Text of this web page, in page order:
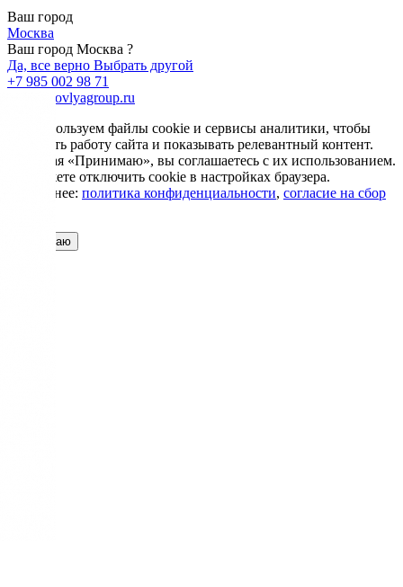
Ваш город
Москва
Ваш город Москва ?
Да, все верно Выбрать другой
+7 985 002 98 71
info@krovlyagroup.ru
Мы используем файлы cookie и сервисы аналитики, чтобы
улучшить работу сайта и показывать релевантный контент.
Нажимая «Принимаю», вы соглашаетесь с их использованием.
Вы можете отключить cookie в настройках браузера.
Подробнее: политика конфиденциальности, согласие на сбор
Принимаю